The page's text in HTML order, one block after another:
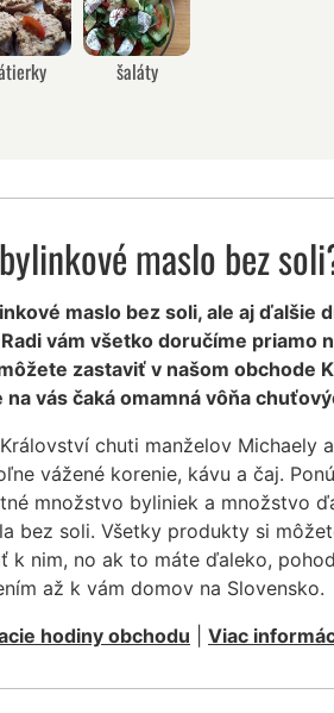
šaláty
maslo bez
maslo bez soli, ale aj ďalšie
vám všetko doručíme priamo
zastaviť v našom obchode
na vás čaká omamná vôňa
chuti manželov Michaely
vážené korenie, kávu a čaj.
množstvo byliniek a množstvo
bez soli. Všetky produkty si
k nim, no ak to máte ďaleko,
až k vám domov na Slovensko.
hodiny obchodu
Viac